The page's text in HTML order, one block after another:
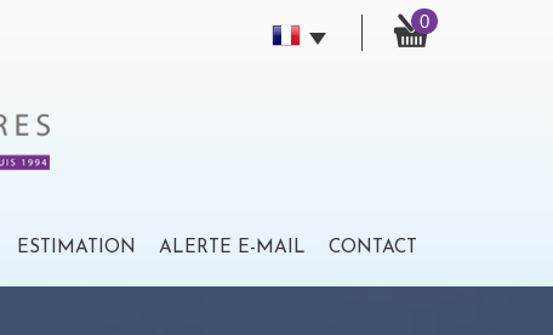
0
ESTIMATION ALERTE E-MAIL CONTACT